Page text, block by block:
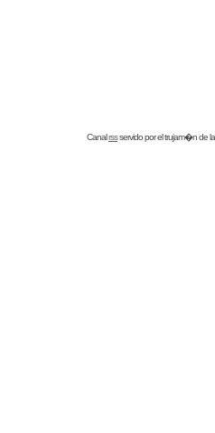
Canalrssservido por eltrujam�nde